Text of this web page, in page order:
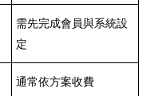
需先完成會員與系統設
定
通常依方案收費